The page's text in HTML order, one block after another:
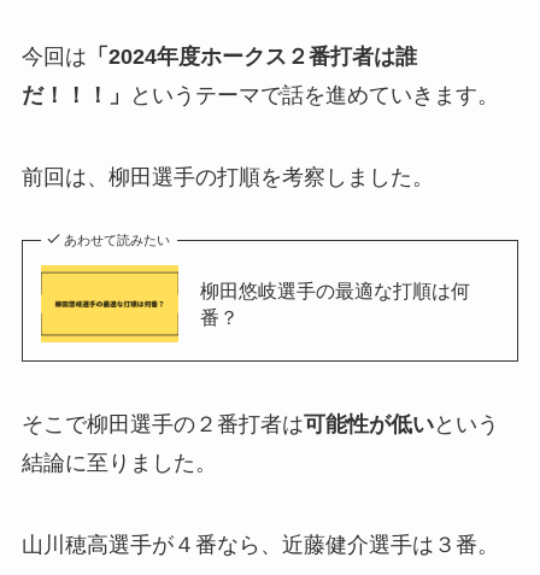
今回は 「2024年度ホークス２番打者は誰
だ！！！」
というテーマで話を進めていきます。
前回は、柳田選手の打順を考察しました。
あわせて読みたい
柳田悠岐選手の最適な打順は何
番？
そこで柳田選手の２番打者は可能性が低いという
結論に至りました。
山川穂高選手が４番なら、近藤健介選手は３番。